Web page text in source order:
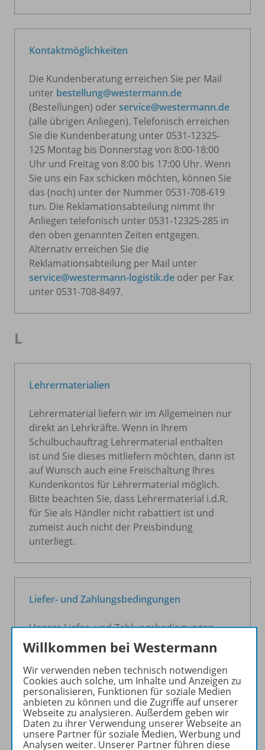
Kontaktmöglichkeiten
Die Kundenberatung erreichen Sie per Mail
unter bestellung@westermann.de
(Bestellungen) oder service@westermann.de
(alle übrigen Anliegen). Telefonisch erreichen
Sie die Kundenberatung unter 0531-12325-
125 Montag bis Donnerstag von 8:00-18:00
Uhr und Freitag von 8:00 bis 17:00 Uhr. Wenn
Sie uns ein Fax schicken möchten, können Sie
das (noch) unter der Nummer 0531-708-619
tun. Die Reklamationsabteilung nimmt Ihr
Anliegen telefonisch unter 0531-12325-285 in
den oben genannten Zeiten entgegen.
Alternativ erreichen Sie die
Reklamationsabteilung per Mail unter
service@westermann-logistik.de oder per Fax
unter 0531-708-8497.
L
Lehrermaterialien
Lehrermaterial liefern wir im Allgemeinen nur
direkt an Lehrkräfte. Wenn in Ihrem
Schulbuchauftrag Lehrermaterial enthalten
ist und Sie dieses mitliefern möchten, dann ist
auf Wunsch auch eine Freischaltung Ihres
Kundenkontos für Lehrermaterial möglich.
Bitte beachten Sie, dass Lehrermaterial i.d.R.
für Sie als Händler nicht rabattiert ist und
zumeist auch nicht der Preisbindung
unterliegt.
Liefer- und Zahlungsbedingungen
Unsere Liefer- und Zahlungsbedingungen
finden Sie
M
Mehrwertsteuer
Willkommen bei Westermann
Wir verwenden neben technisch notwendigen
Cookies auch solche, um Inhalte und Anzeigen zu
personalisieren, Funktionen für soziale Medien
anbieten zu können und die Zugriffe auf unserer
Webseite zu analysieren. Außerdem geben wir
Daten zu ihrer Verwendung unserer Webseite an
unsere Partner für soziale Medien, Werbung und
Analysen weiter. Unserer Partner führen diese